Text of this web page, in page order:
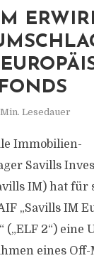
Lesedauer
Immobilien-
Savills
IM) hat für
„Savills IM
(„ELF 2“) eine
eines